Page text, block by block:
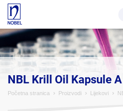
;
NBL Krill Oil Kapsule
Početna stranica Proizvodi Lijekovi